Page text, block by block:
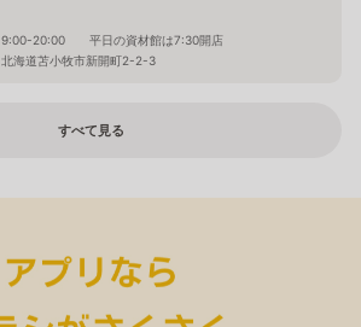
9:00-20:00 平日の資材館は7:30開店
北海道苫小牧市新開町2-2-3
すべて見る